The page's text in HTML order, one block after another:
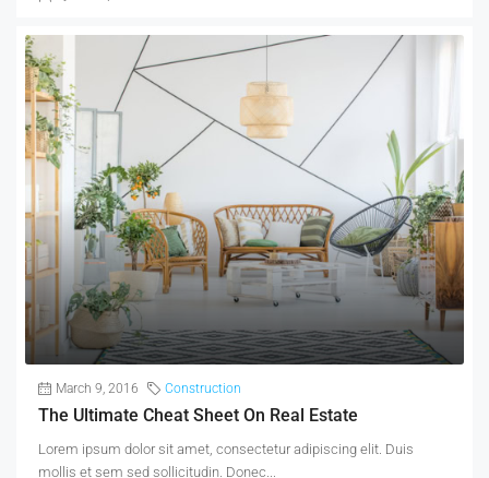
March 9, 2016 Construction
The Ultimate Cheat Sheet On Real Estate
Lorem ipsum dolor sit amet, consectetur adipiscing elit. Duis
mollis et sem sed sollicitudin. Donec...